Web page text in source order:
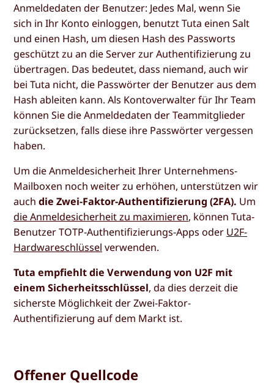
Anmeldedaten der Benutzer: Jedes Mal, wenn Sie
sich in Ihr Konto einloggen, benutzt Tuta einen Salt
und einen Hash, um diesen Hash des Passworts
geschützt zu an die Server zur Authentifizierung zu
übertragen. Das bedeutet, dass niemand, auch wir
bei Tuta nicht, die Passwörter der Benutzer aus dem
Hash ableiten kann. Als Kontoverwalter für Ihr Team
können Sie die Anmeldedaten der Teammitglieder
zurücksetzen, falls diese ihre Passwörter vergessen
haben.
Um die Anmeldesicherheit Ihrer Unternehmens-
Mailboxen noch weiter zu erhöhen, unterstützen wir
auchdie Zwei-Faktor-Authentifizierung (2FA). Um
die Anmeldesicherheit zu maximieren, können Tuta-
Benutzer TOTP-Authentifizierungs-Apps oder U2F-
Hardwareschlüssel verwenden.
Tuta empfiehlt die Verwendung von U2F mit
einem Sicherheitsschlüssel, da dies derzeit die
sicherste Möglichkeit der Zwei-Faktor-
Authentifizierung auf dem Markt ist.
Offener Quellcode